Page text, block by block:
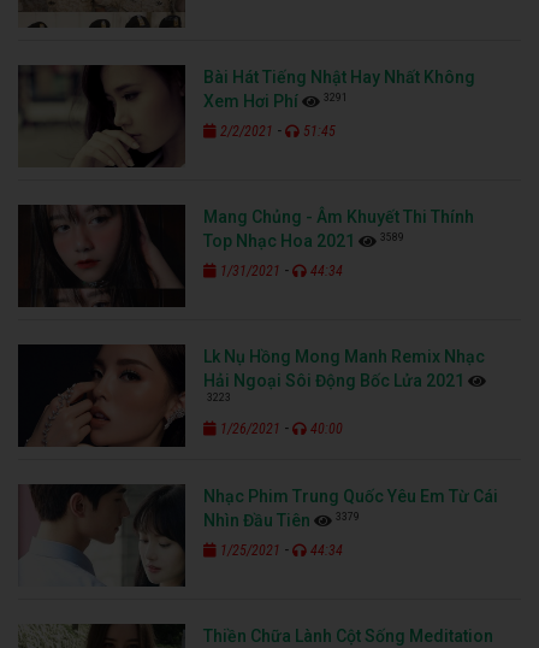
Bài Hát Tiếng Nhật Hay Nhất Không
Xem Hơi Phí
3291
2/2/2021 - 51:45
Mang Chủng - Âm Khuyết Thi Thính
Top Nhạc Hoa 2021
3589
1/31/2021 - 44:34
Lk Nụ Hồng Mong Manh Remix Nhạc
Hải Ngoại Sôi Động Bốc Lửa 2021
3223
1/26/2021 - 40:00
Nhạc Phim Trung Quốc Yêu Em Từ Cái
Nhìn Đầu Tiên
3379
1/25/2021 - 44:34
Thiền Chữa Lành Cột Sống Meditation